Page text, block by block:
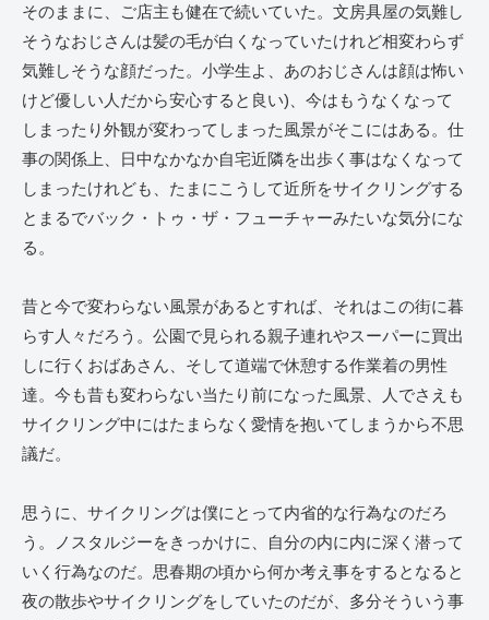
そのままに、ご店主も健在で続いていた。文房具屋の気難し
そうなおじさんは髪の毛が白くなっていたけれど相変わらず
気難しそうな顔だった。小学生よ、あのおじさんは顔は怖い
けど優しい人だから安心すると良い)、今はもうなくなって
しまったり外観が変わってしまった風景がそこにはある。仕
事の関係上、日中なかなか自宅近隣を出歩く事はなくなって
しまったけれども、たまにこうして近所をサイクリングする
とまるでバック・トゥ・ザ・フューチャーみたいな気分にな
る。
昔と今で変わらない風景があるとすれば、それはこの街に暮
らす人々だろう。公園で見られる親子連れやスーパーに買出
しに行くおばあさん、そして道端で休憩する作業着の男性
達。今も昔も変わらない当たり前になった風景、人でさえも
サイクリング中にはたまらなく愛情を抱いてしまうから不思
議だ。
思うに、サイクリングは僕にとって内省的な行為なのだろ
う。ノスタルジーをきっかけに、自分の内に内に深く潜って
いく行為なのだ。思春期の頃から何か考え事をするとなると
夜の散歩やサイクリングをしていたのだが、多分そういう事